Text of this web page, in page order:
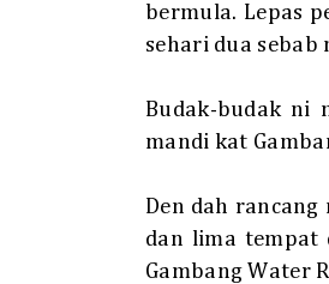
bermula. Lepas
sehari dua
Budak-budak ni
mandi kat
Den dah
dan lima tempat
Gambang Water